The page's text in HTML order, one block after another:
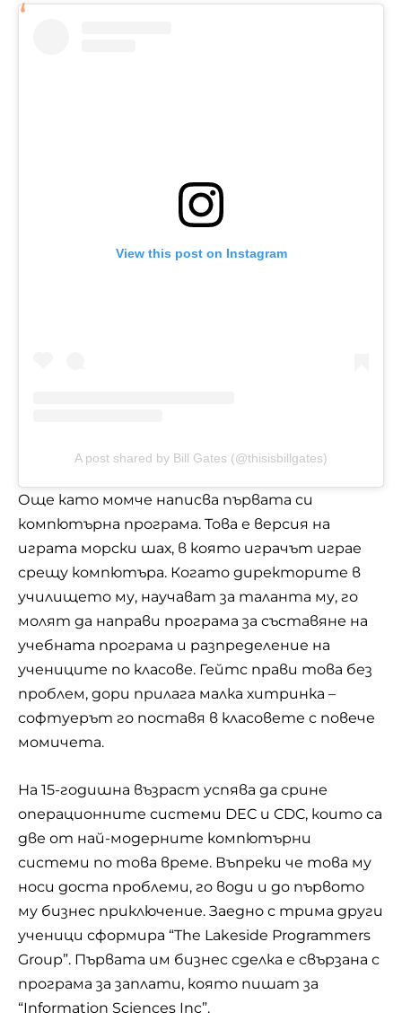
View this post on Instagram
A post shared by Bill Gates (@thisisbillgates)
Още като момче написва първата си
компютърна програма. Това е версия на
играта морски шах, в която играчът играе
срещу компютъра. Когато директорите в
училището му, научават за таланта му, го
молят да направи програма за съставяне на
учебната програма и разпределение на
учениците по класове. Гейтс прави това без
проблем, дори прилага малка хитринка –
софтуерът го поставя в класовете с повече
момичета.
На 15-годишна възраст успява да срине
операционните системи DEC и CDC, които са
две от най-модерните компютърни
системи по това време. Въпреки че това му
носи доста проблеми, го води и до първото
му бизнес приключение. Заедно с трима други
ученици сформира “The Lakeside Programmers
Group”. Първата им бизнес сделка е свързана с
програма за заплати, която пишат за
“Information Sciences Inc”.